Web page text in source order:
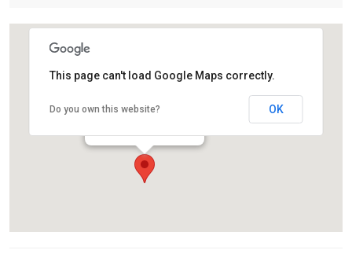
La Mandarina de Newton
Carrer Montseny, 12
This page can't load Google Maps correctly.
Do you own this website? OK